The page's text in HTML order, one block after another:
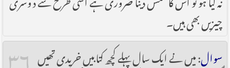
چیزیں بھی ہیں۔
۳۶ سوال: میں نے ایک سال پہلے کچھ کتابیں خریدی تھیں